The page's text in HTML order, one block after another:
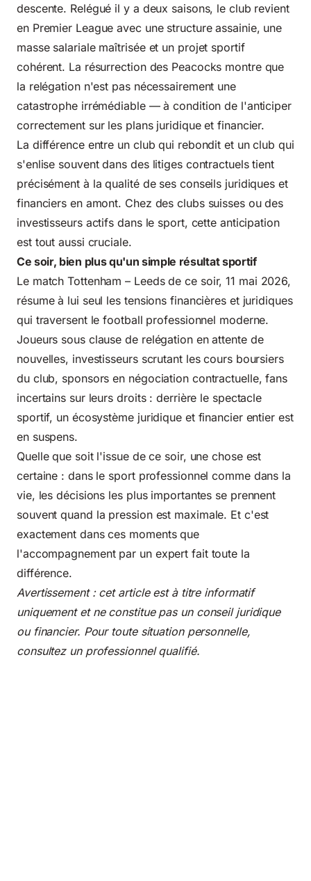
descente. Relégué il y a deux saisons, le club revient
en Premier League avec une structure assainie, une
masse salariale maîtrisée et un projet sportif
cohérent. La résurrection des Peacocks montre que
la relégation n'est pas nécessairement une
catastrophe irrémédiable — à condition de l'anticiper
correctement sur les plans juridique et financier.
La différence entre un club qui rebondit et un club qui
s'enlise souvent dans des litiges contractuels tient
précisément à la qualité de ses conseils juridiques et
financiers en amont. Chez des clubs suisses ou des
investisseurs actifs dans le sport, cette anticipation
est tout aussi cruciale.
Ce soir, bien plus qu'un simple résultat sportif
Le match Tottenham – Leeds de ce soir, 11 mai 2026,
résume à lui seul les tensions financières et juridiques
qui traversent le football professionnel moderne.
Joueurs sous clause de relégation en attente de
nouvelles, investisseurs scrutant les cours boursiers
du club, sponsors en négociation contractuelle, fans
incertains sur leurs droits : derrière le spectacle
sportif, un écosystème juridique et financier entier est
en suspens.
Quelle que soit l'issue de ce soir, une chose est
certaine : dans le sport professionnel comme dans la
vie, les décisions les plus importantes se prennent
souvent quand la pression est maximale. Et c'est
exactement dans ces moments que
l'accompagnement par un expert fait toute la
différence.
Avertissement : cet article est à titre informatif
uniquement et ne constitue pas un conseil juridique
ou financier. Pour toute situation personnelle,
consultez un professionnel qualifié.